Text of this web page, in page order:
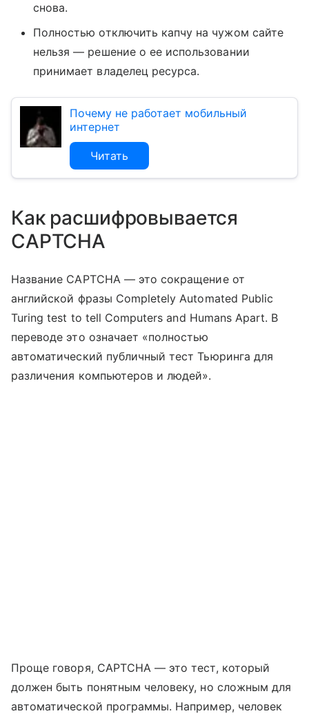
снова.
Полностью отключить капчу на чужом сайте
нельзя — решение о ее использовании
принимает владелец ресурса.
Почему не работает мобильный
интернет
Читать
Как расшифровывается
CAPTCHA
Название CAPTCHA — это сокращение от
английской фразы Completely Automated Public
Turing test to tell Computers and Humans Apart. В
переводе это означает «полностью
автоматический публичный тест Тьюринга для
различения компьютеров и людей».
Проще говоря, CAPTCHA — это тест, который
должен быть понятным человеку, но сложным для
автоматической программы. Например, человек